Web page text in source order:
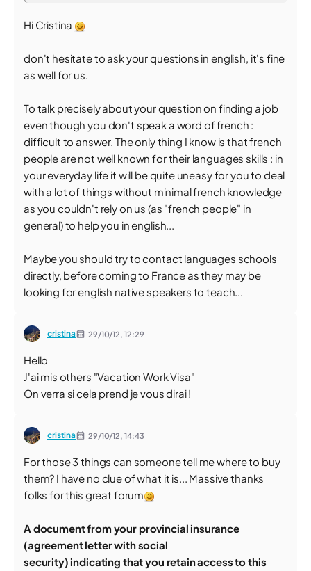
Hi Cristina
don't hesitate to ask your questions in english, it's fine
as well for us.
To talk precisely about your question on finding a job
even though you don't speak a word of french :
difficult to answer. The only thing I know is that french
people are not well known for their languages skills : in
your everyday life it will be quite uneasy for you to deal
with a lot of things without minimal french knowledge
as you couldn't rely on us (as "french people" in
general) to help you in english...
Maybe you should try to contact languages schools
directly, before coming to France as they may be
looking for english native speakers to teach...
cristina 29/10/12, 12:29
Hello
J'ai mis others "Vacation Work Visa"
On verra si cela prend je vous dirai !
cristina 29/10/12, 14:43
For those 3 things can someone tell me where to buy
them? I have no clue of what it is... Massive thanks
folks for this great forum
A document from your provincial insurance
(agreement letter with social
security) indicating that you retain access to this